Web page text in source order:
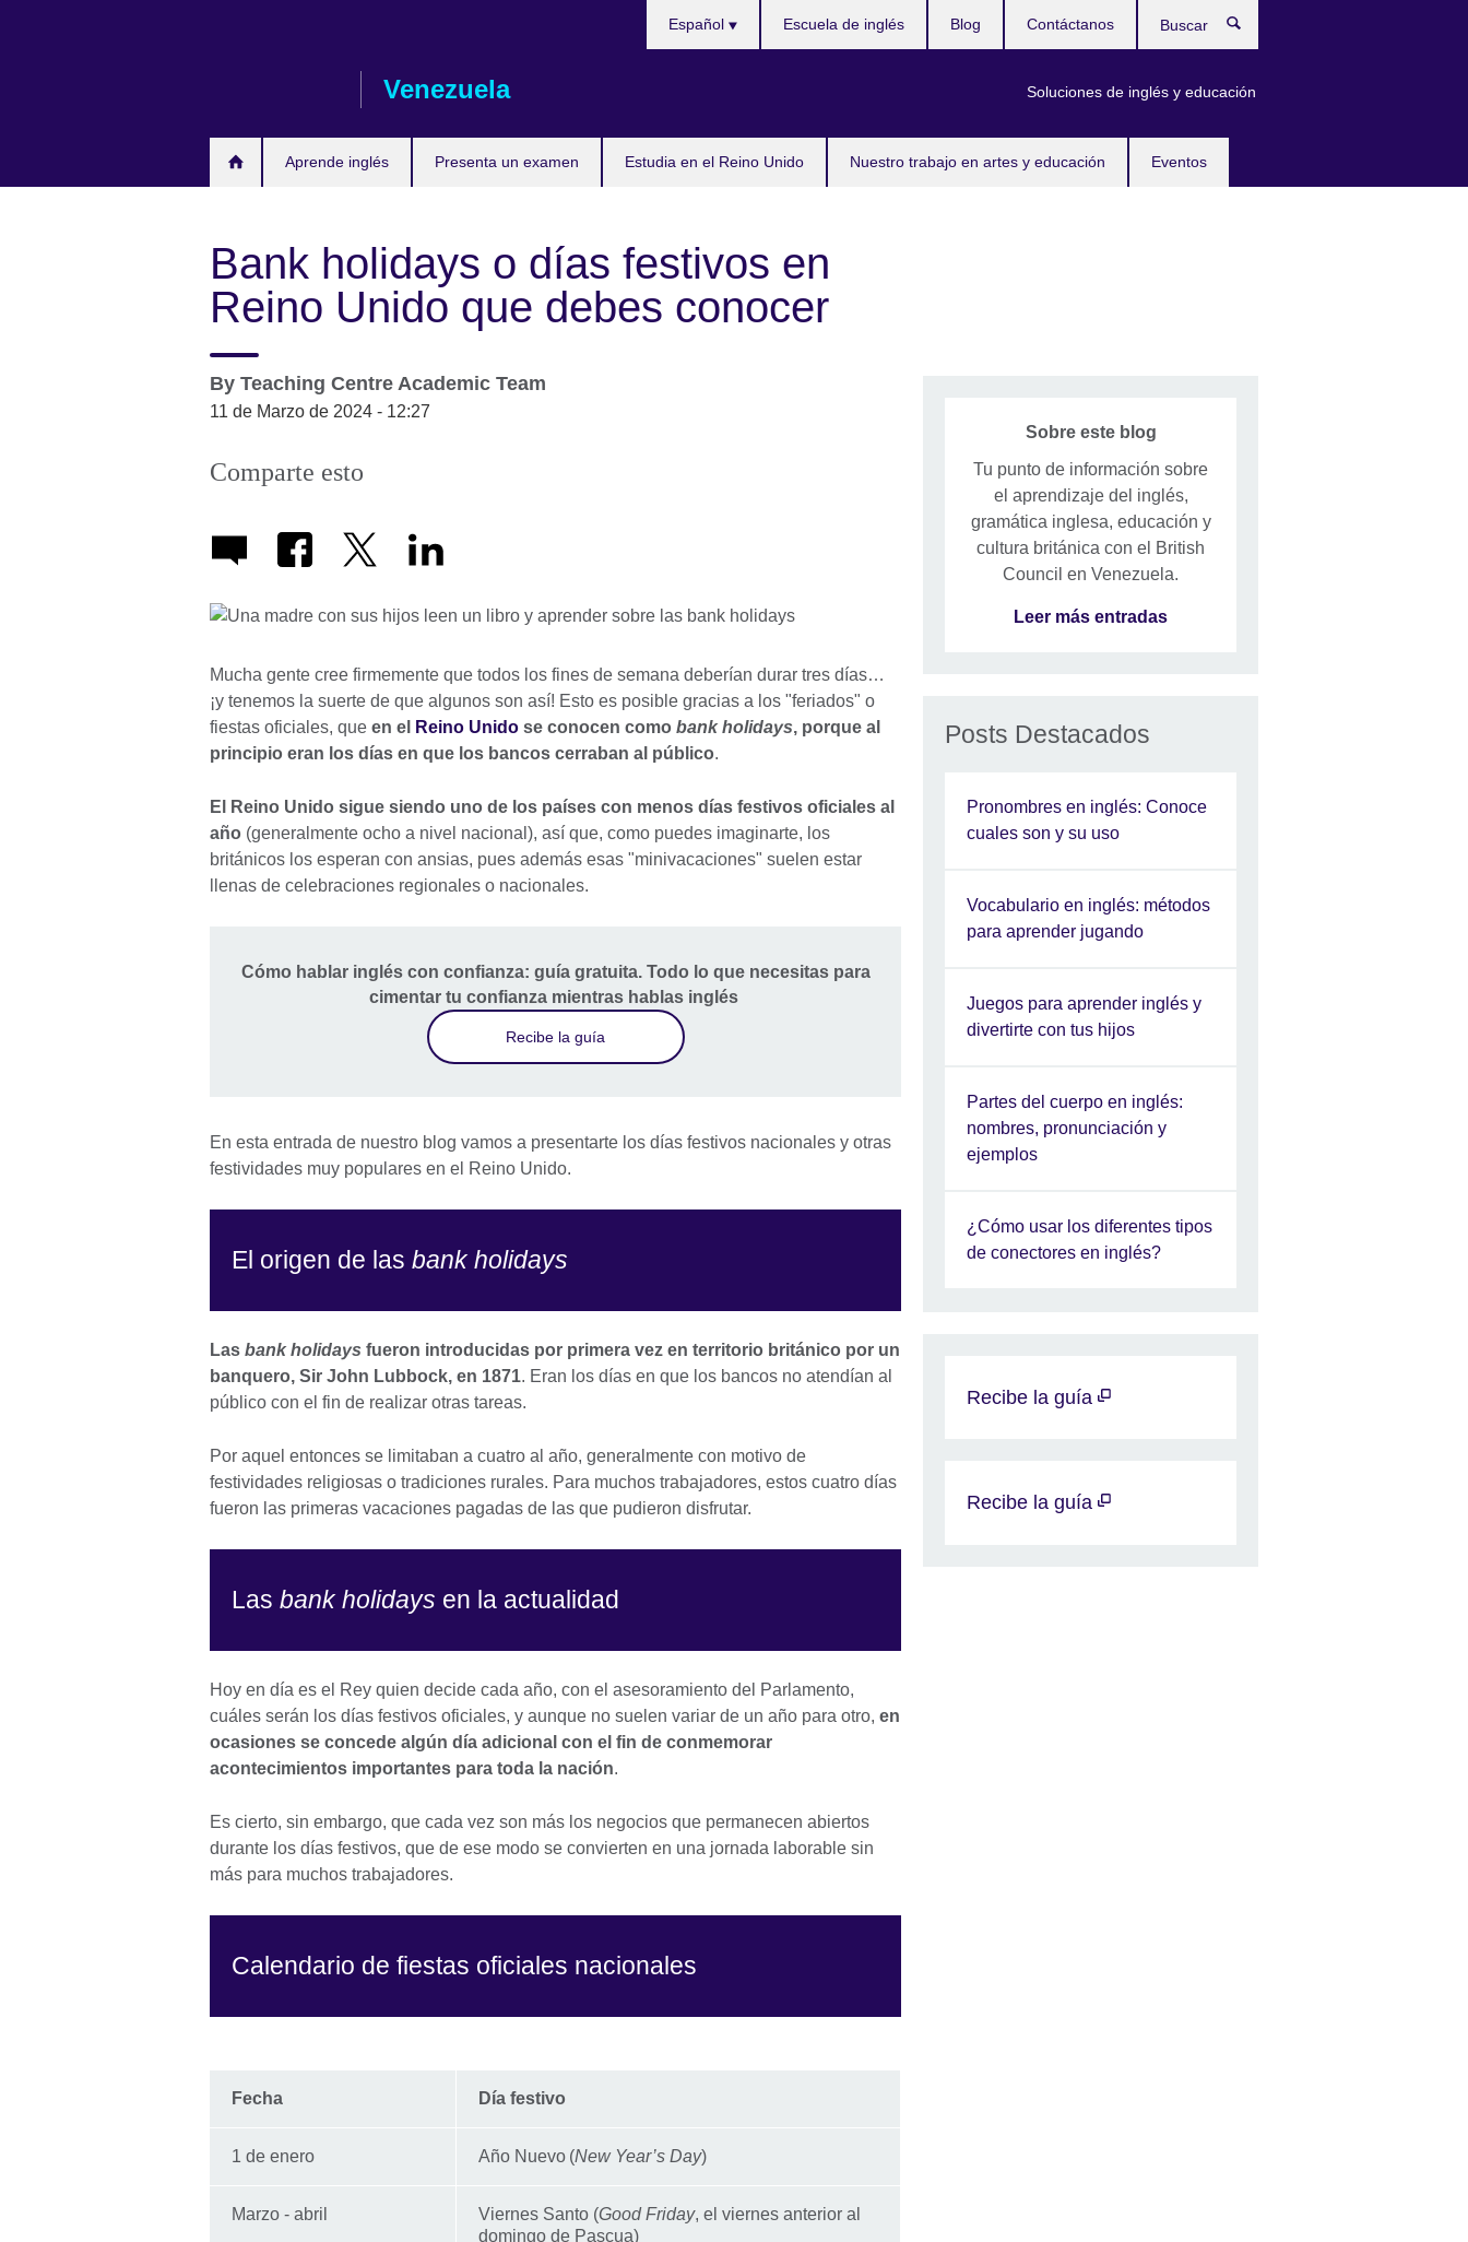
Venezuela
Aprende inglés Presenta un examen Estudia en el Reino Unido Nuestro trabajo en artes y educación Eventos
Español
Soluciones de inglés y educación
Escuela de inglés Blog Contáctanos
Bank holidays o días festivos en
Reino Unido que debes conocer
By Teaching Centre Academic Team
11 de Marzo de 2024 - 12:27
Comparte esto
Mucha gente cree firmemente que todos los fines de semana deberían durar tres días…
¡y tenemos la suerte de que algunos son así! Esto es posible gracias a los "feriados" o
fiestas oficiales, que en el Reino Unido se conocen como bank holidays, porque al
principio eran los días en que los bancos cerraban al público.
El Reino Unido sigue siendo uno de los países con menos días festivos oficiales al
año (generalmente ocho a nivel nacional), así que, como puedes imaginarte, los
británicos los esperan con ansias, pues además esas "minivacaciones" suelen estar
llenas de celebraciones regionales o nacionales.
Cómo hablar inglés con confianza: guía gratuita. Todo lo que necesitas para
cimentar tu confianza mientras hablas inglés
Recibe la guía
En esta entrada de nuestro blog vamos a presentarte los días festivos nacionales y otras
festividades muy populares en el Reino Unido.
El origen de las bank holidays
Las bank holidays fueron introducidas por primera vez en territorio británico por un
banquero, Sir John Lubbock, en 1871. Eran los días en que los bancos no atendían al
público con el fin de realizar otras tareas.
Por aquel entonces se limitaban a cuatro al año, generalmente con motivo de
festividades religiosas o tradiciones rurales. Para muchos trabajadores, estos cuatro días
fueron las primeras vacaciones pagadas de las que pudieron disfrutar.
Las bank holidays en la actualidad
Hoy en día es el Rey quien decide cada año, con el asesoramiento del Parlamento,
cuáles serán los días festivos oficiales, y aunque no suelen variar de un año para otro, en
ocasiones se concede algún día adicional con el fin de conmemorar
acontecimientos importantes para toda la nación.
Es cierto, sin embargo, que cada vez son más los negocios que permanecen abiertos
durante los días festivos, que de ese modo se convierten en una jornada laborable sin
más para muchos trabajadores.
Calendario de fiestas oficiales nacionales
Fecha Día festivo
1 de enero Año Nuevo (New Year’s Day)
Marzo - abril Viernes Santo (Good Friday, el viernes anterior al
domingo de Pascua)
Sobre este blog
Tu punto de información sobre
el aprendizaje del inglés,
gramática inglesa, educación y
cultura británica con el British
Council en Venezuela.
Leer más entradas
Posts Destacados
Pronombres en inglés: Conoce
cuales son y su uso
Vocabulario en inglés: métodos
para aprender jugando
Juegos para aprender inglés y
divertirte con tus hijos
Partes del cuerpo en inglés:
nombres, pronunciación y
ejemplos
¿Cómo usar los diferentes tipos
de conectores en inglés?
Recibe la guía
Recibe la guía